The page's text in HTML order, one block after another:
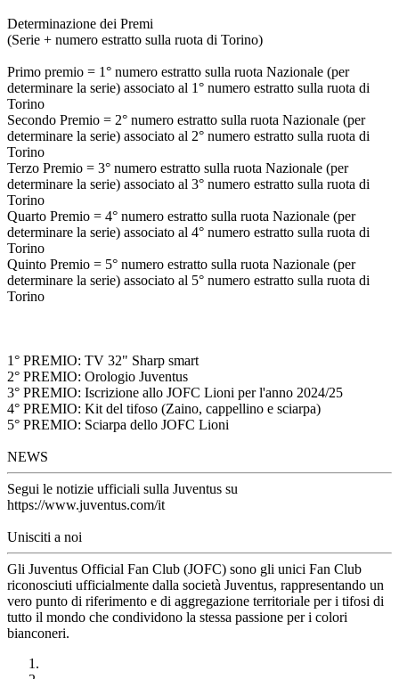
Determinazione dei Premi
(Serie + numero estratto sulla ruota di Torino)
Primo premio = 1° numero estratto sulla ruota Nazionale (per
determinare la serie) associato al 1° numero estratto sulla ruota di
Torino
Secondo Premio = 2° numero estratto sulla ruota Nazionale (per
determinare la serie) associato al 2° numero estratto sulla ruota di
Torino
Terzo Premio = 3° numero estratto sulla ruota Nazionale (per
determinare la serie) associato al 3° numero estratto sulla ruota di
Torino
Quarto Premio = 4° numero estratto sulla ruota Nazionale (per
determinare la serie) associato al 4° numero estratto sulla ruota di
Torino
Quinto Premio = 5° numero estratto sulla ruota Nazionale (per
determinare la serie) associato al 5° numero estratto sulla ruota di
Torino
1° PREMIO: TV 32" Sharp smart
2° PREMIO: Orologio Juventus
3° PREMIO: Iscrizione allo JOFC Lioni per l'anno 2024/25
4° PREMIO: Kit del tifoso (Zaino, cappellino e sciarpa)
5° PREMIO: Sciarpa dello JOFC Lioni
NEWS
Segui le notizie ufficiali sulla Juventus su
https://www.juventus.com/it
Unisciti a noi
Gli Juventus Official Fan Club (JOFC) sono gli unici Fan Club
riconosciuti ufficialmente dalla società Juventus, rappresentando un
vero punto di riferimento e di aggregazione territoriale per i tifosi di
tutto il mondo che condividono la stessa passione per i colori
bianconeri.